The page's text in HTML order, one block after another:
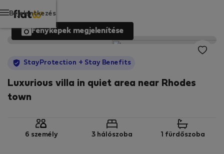
Bejelentkezés
Fényképek megjelenítése
StayProtection + Stay Benefits
Luxurious villa in quiet area near Rhodes
town
6 személy 3 hálószoba 1 fürdőszoba